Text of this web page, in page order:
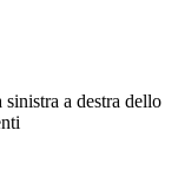
a destra dello